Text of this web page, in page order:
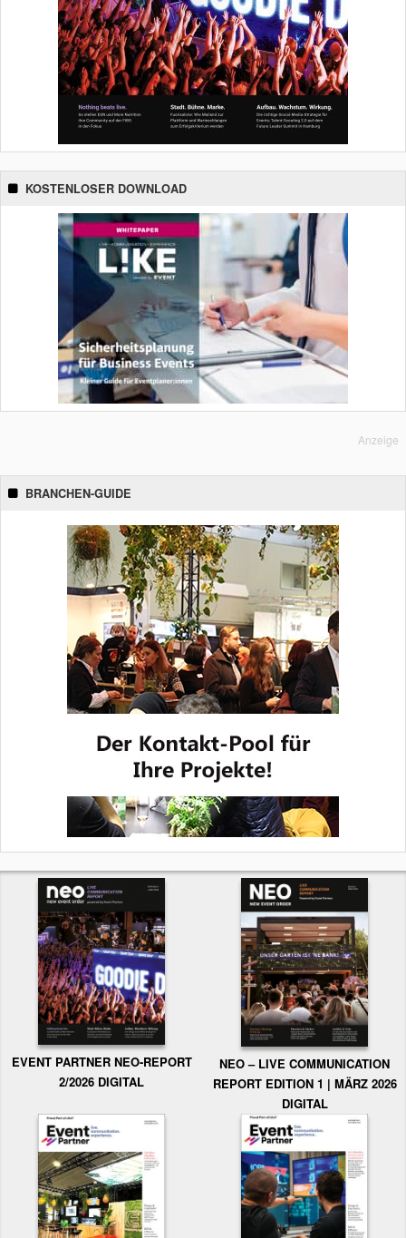
KOSTENLOSER DOWNLOAD
Anzeige
BRANCHEN-GUIDE
EVENT PARTNER NEO-REPORT
2/2026 DIGITAL
NEO – LIVE COMMUNICATION
REPORT EDITION 1 | MÄRZ 2026
DIGITAL